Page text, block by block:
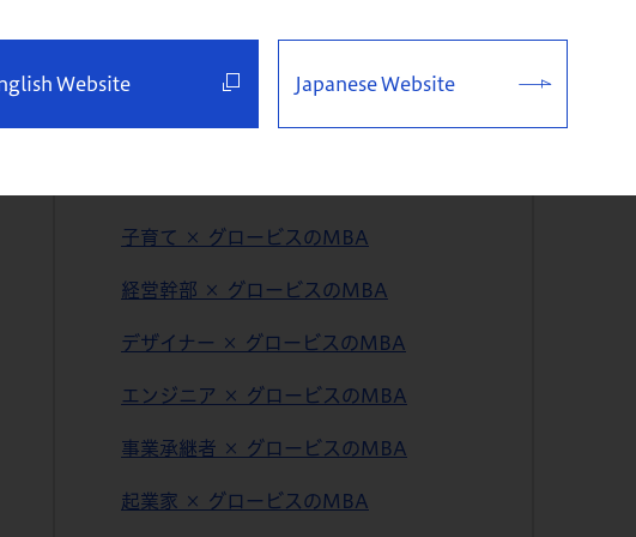
Website Japanese Website
さまざまな社会人に選ばれる理由
20代・30代 × グロービスのMBA
⼦育て × グロービスのMBA
経営幹部 × グロービスのMBA
デザイナー × グロービスのMBA
エンジニア × グロービスのMBA
事業承継者 × グロービスのMBA
起業家 × グロービスのMBA